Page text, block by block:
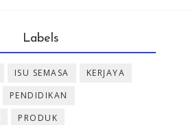
Labels
ISU SEMASA
KERJAYA
PENDIDIKAN
PRODUK